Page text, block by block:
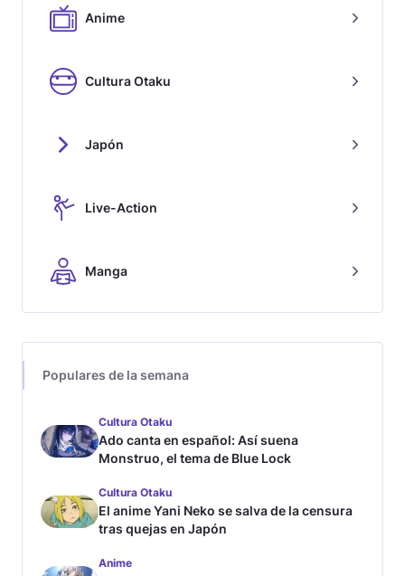
Anime
Cultura Otaku
Japón
Live-Action
Manga
Populares de la semana
Cultura Otaku
Ado canta en español: Así suena
Monstruo, el tema de Blue Lock
Cultura Otaku
El anime Yani Neko se salva de la censura
tras quejas en Japón
Anime